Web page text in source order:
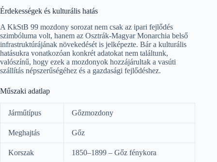
Érdekességek és kulturális hatás
A KkStB 99 mozdony sorozat nem csak az ipari fejlődés
szimbóluma volt, hanem az Osztrák-Magyar Monarchia belső
infrastruktúrájának növekedését is jelképezte. Bár a kulturális
hatásukra vonatkozóan konkrét adatokat nem találtunk,
valószínű, hogy ezek a mozdonyok hozzájárultak a vasúti
szállítás népszerűségéhez és a gazdasági fejlődéshez.
Műszaki adatlap
Járműtípus Gőzmozdony
Meghajtás Gőz
Korszak
1850–1899 – Gőz fénykora